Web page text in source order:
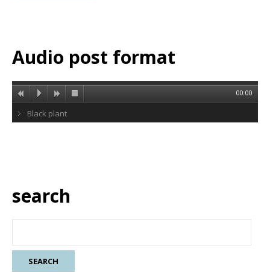
Audio post format
00:00
Black plant
search